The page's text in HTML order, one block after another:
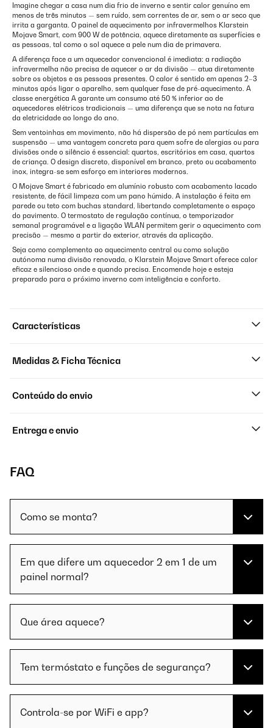
Imagine chegar a casa num dia frio de inverno e sentir calor genuíno em
menos de três minutos — sem ruído, sem correntes de ar, sem o ar seco que
irrita a garganta. O painel de aquecimento por infravermelhos Klarstein
Mojave Smart, com 900 W de potência, aquece diretamente as superfícies e
as pessoas, tal como o sol aquece a pele num dia de primavera.
A diferença face a um aquecedor convencional é imediata: a radiação
infravermelha não precisa de aquecer o ar da divisão — atua diretamente
sobre os objetos e as pessoas presentes. O calor é sentido em apenas 2–3
minutos após ligar o aparelho, sem qualquer fase de pré-aquecimento. A
classe energética A garante um consumo até 50 % inferior ao de
aquecedores elétricos tradicionais — uma diferença que se nota na fatura
da eletricidade ao longo do ano.
Sem ventoinhas em movimento, não há dispersão de pó nem partículas em
suspensão — uma vantagem concreta para quem sofre de alergias ou para
divisões onde o silêncio é essencial: quartos, escritórios em casa, quartos
de criança. O design discreto, disponível em branco, preto ou acabamento
inox, integra-se sem esforço em interiores modernos.
O Mojave Smart é fabricado em alumínio robusto com acabamento lacado
resistente, de fácil limpeza com um pano húmido. A instalação é feita em
parede ou teto com buchas standard, libertando completamente o espaço
do pavimento. O termostato de regulação contínua, o temporizador
semanal programável e a ligação WLAN permitem gerir o aquecimento com
precisão — mesmo a partir do exterior, através da aplicação.
Seja como complemento ao aquecimento central ou como solução
autónoma numa divisão renovada, o Klarstein Mojave Smart oferece calor
eficaz e silencioso onde e quando precisa. Encomende hoje e esteja
preparado para o próximo inverno com inteligência e conforto.
Características
Medidas & Ficha Técnica
Conteúdo do envio
Entrega e envio
FAQ
Como se monta?
Em que difere um aquecedor 2 em 1 de um
painel normal?
Que área aquece?
Tem termóstato e funções de segurança?
Controla-se por WiFi e app?